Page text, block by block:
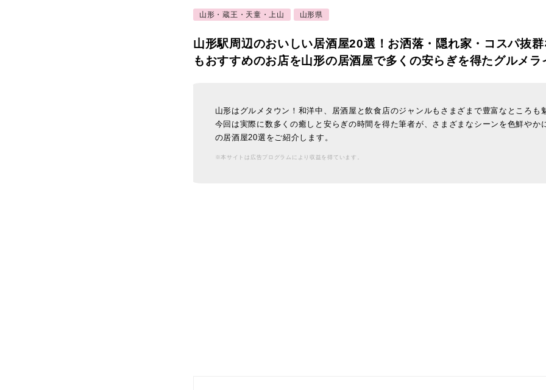
山形・蔵王・天童・上山 山形県
山形駅周辺のおいしい居酒屋20選！お洒落・隠れ家・コスパ抜
もおすすめのお店を山形の居酒屋で多くの安らぎを得たグルメラ
山形はグルメタウン！和洋中、居酒屋と飲食店のジャンルもさまざまで豊富なところも
今回は実際に数多くの癒しと安らぎの時間を得た筆者が、さまざまなシーンを色鮮やか
の居酒屋20選をご紹介します。
※本サイトは広告プログラムにより収益を得ています。